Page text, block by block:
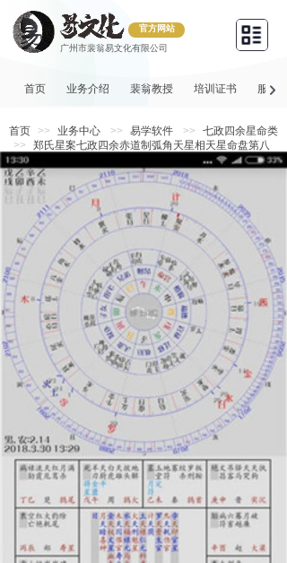
广州市裴翁易文化有限公司
官方网站
首页 业务介绍 裴翁教授 培训证书 服务
首页 >> 业务中心 >> 易学软件 >>
七政四余星命类
>>
郑氏星案七政四余赤道制弧角天星相天星命盘第八
代软件